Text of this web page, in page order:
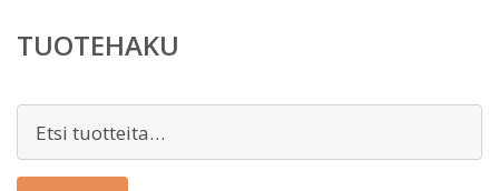
TUOTEHAKU